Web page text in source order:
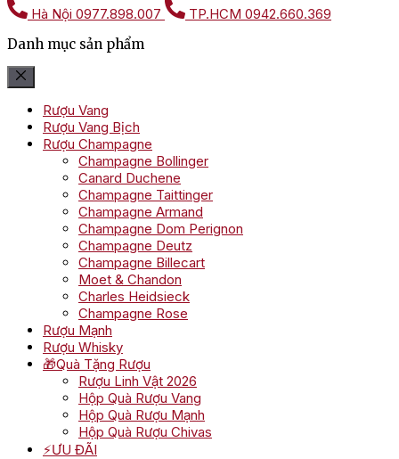
Hà Nội 0977.898.007 TP.HCM 0942.660.369
Danh mục sản phẩm
Rượu Vang
Rượu Vang Bịch
Rượu Champagne
Champagne Bollinger
Canard Duchene
Champagne Taittinger
Champagne Armand
Champagne Dom Perignon
Champagne Deutz
Champagne Billecart
Moet & Chandon
Charles Heidsieck
Champagne Rose
Rượu Mạnh
Rượu Whisky
🎁Quà Tặng Rượu
Rượu Linh Vật 2026
Hộp Quà Rượu Vang
Hộp Quà Rượu Mạnh
Hộp Quà Rượu Chivas
⚡ƯU ĐÃI